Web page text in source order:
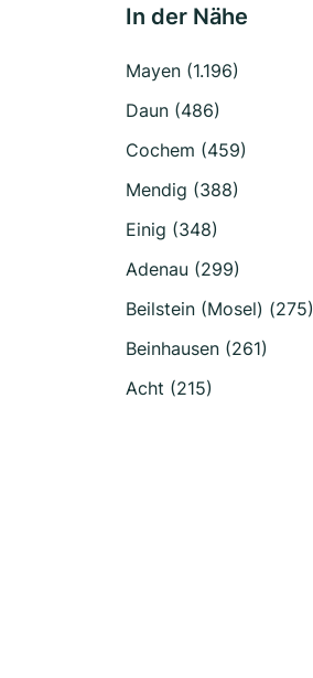
In der Nähe
Mayen (1.196)
Daun (486)
Cochem (459)
Mendig (388)
Einig (348)
Adenau (299)
Beilstein (Mosel) (275)
Beinhausen (261)
Acht (215)